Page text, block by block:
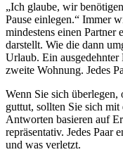
„Ich glaube, wir
Pause einlegen.“ Immer
mindestens einen Partner
darstellt. Wie die dann
Urlaub. Ein
zweite Wohnung. Jedes
Wenn Sie sich
guttut, sollten Sie sich mit
Antworten basieren auf
repräsentativ. Jedes Paar
und was verletzt.